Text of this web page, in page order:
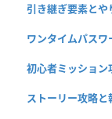
引き継ぎ要素と
ワンタイムパス
初心者ミッション
ストーリー攻略と